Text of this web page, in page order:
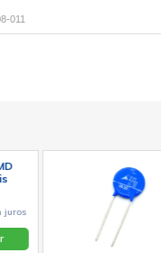
011
juros